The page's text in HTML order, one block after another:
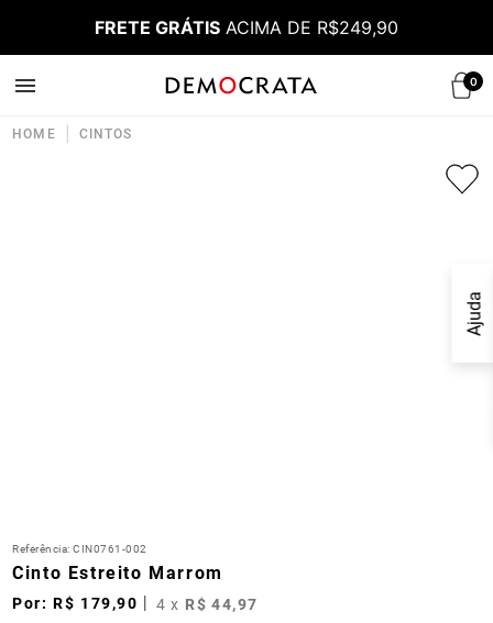
FRETE GRÁTIS ACIMA DE R$249,90
0
Ajuda
HOME CINTOS
Referência:CIN0761-002
Cinto Estreito Marrom
R$ 179,90 4 x R$ 44,97